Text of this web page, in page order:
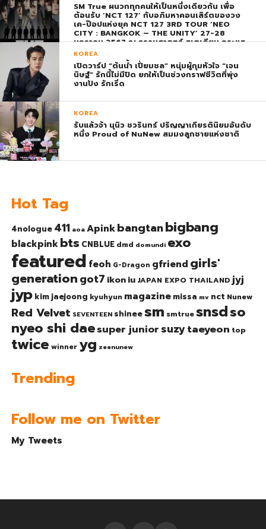
SM True ผนวกทุกคนให้เป็นหนึ่งเดียวกัน เพื่อ
ต้อนรับ ‘NCT 127’ กับอภิมหาคอนเสิร์ตของวง
เค-ป๊อปแห่งยุค NCT 127 3RD TOUR ‘NEO
CITY : BANGKOK – THE UNITY’ 27-28
มกราคม 2567 ณ ธรรมศาสตร์ สเตเดียม กระแส
ตอบรับยิ่งใหญ่สมการรอคอย บัตร SOLD OUT
ทุกที่นั่งทันทีที่เปิดจำหน่าย !
KOREA
เปิดวาร์ป “ต้นน้ำ เปี่ยมชล” หนุ่มผู้กุมหัวใจ “เจน
นิษฐ์” รักนี้ไม่มีปิด ยกให้เป็นช่วงกราฟชีวิตที่พุ่ง
งานปัง รักเริ่ด
KOREA
รับแล้วจ้า นุนิว ชวรินทร์ ปริญญาเกียรตินิยมอันดับ
หนึ่ง Proud of NuNew สมมงลูกชายแห่งชาติ
Hot Tag
4nologue 411 aoa Apinkbangtanbigbang
blackpinkbts CNBLUE dmd domundi exo
featured feoh G-Dragon gfriend girls'
generationgot7 ikoniu JAPAN EXPO THAILAND jyj
jyp kim jaejoong kyuhyun magazine missa mv nct Nunew
Red Velvet SEVENTEEN shinee sm smtrue snsdso
nyeo shi daesuper junior suzytaeyeon top
twice winner yg zeenunew
Trending
Follow me on Twitter
My Tweets